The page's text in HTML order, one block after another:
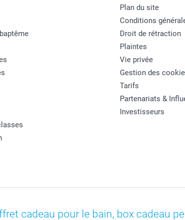
Plan du site
Conditions
Droit de rétraction
Plaintes
Vie privée
Gestion des
Tarifs
Partenariats &
Investisseurs
cadeau pour le bain, box cadeau